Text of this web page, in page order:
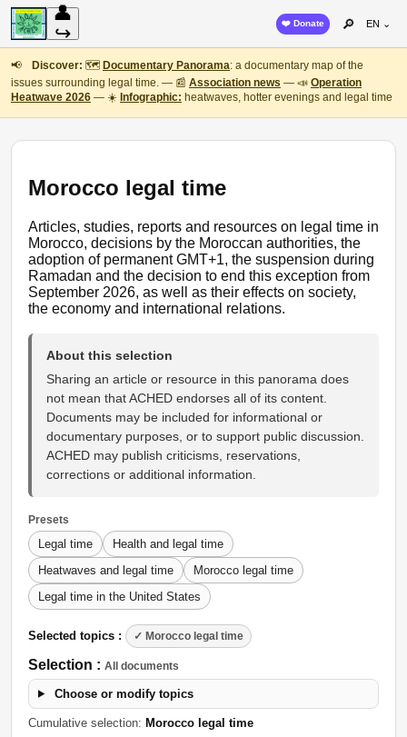
👤
↪
❤️ Donate 🔎 EN ⌄
📢 Discover: 🗺️ Documentary Panorama: a documentary map of the
issues surrounding legal time. — 📰 Association news — 📣 Operation
Heatwave 2026 — ☀️ Infographic: heatwaves, hotter evenings and legal time
Morocco legal time
Articles, studies, reports and resources on legal time in
Morocco, decisions by the Moroccan authorities, the
adoption of permanent GMT+1, the suspension during
Ramadan and the decision to end this exception from
September 2026, as well as their effects on society,
the economy and international relations.
About this selection
Sharing an article or resource in this panorama does
not mean that ACHED endorses all of its content.
Documents may be included for informational or
documentary purposes, or to support public discussion.
ACHED may publish criticisms, reservations,
corrections or additional information.
Presets
Legal time
Health and legal time
Heatwaves and legal time
Morocco legal time
Legal time in the United States
Selected topics : ✓ Morocco legal time
Selection : All documents
Choose or modify topics
Cumulative selection: Morocco legal time